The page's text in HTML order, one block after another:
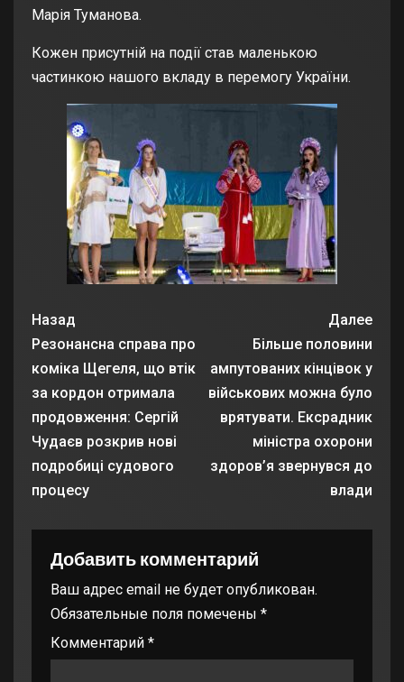
Марія Туманова.
Кожен присутній на події став маленькою
частинкою нашого вкладу в перемогу України.
Назад
Резонансна справа про
коміка Щегеля, що втік
за кордон отримала
продовження: Сергій
Чудаєв розкрив нові
подробиці судового
процесу
Далее
Більше половини
ампутованих кінцівок у
військових можна було
врятувати. Ексрадник
міністра охорони
здоров’я звернувся до
влади
Добавить комментарий
Ваш адрес email не будет опубликован.
Обязательные поля помечены *
Комментарий *